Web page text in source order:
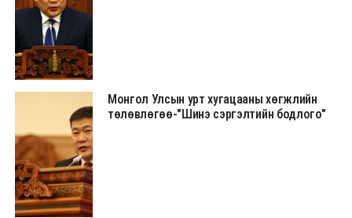
Монгол Улсын урт хугацааны хөгжлийн
төлөвлөгөө-"Шинэ сэргэлтийн бодлого"